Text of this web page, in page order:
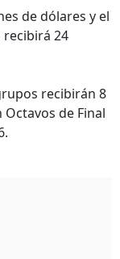
de dólares y el
recibirá 24
recibirán 8
de Final